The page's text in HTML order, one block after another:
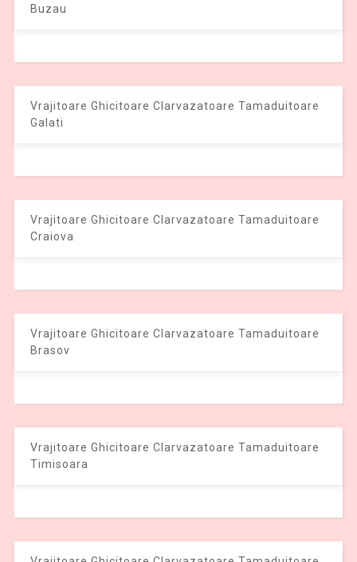
Buzau
Vrajitoare Ghicitoare Clarvazatoare Tamaduitoare
Galati
Vrajitoare Ghicitoare Clarvazatoare Tamaduitoare
Craiova
Vrajitoare Ghicitoare Clarvazatoare Tamaduitoare
Brasov
Vrajitoare Ghicitoare Clarvazatoare Tamaduitoare
Timisoara